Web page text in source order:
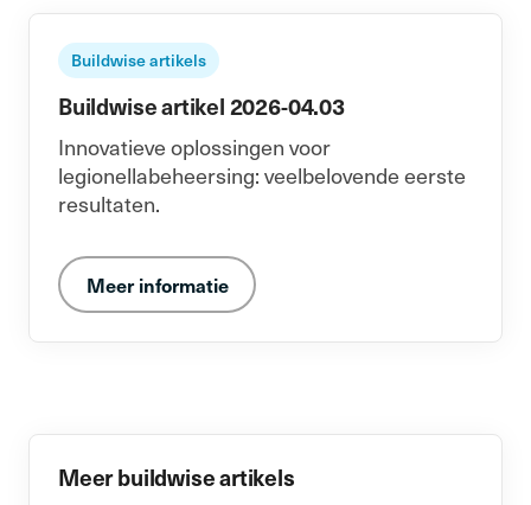
Buildwise artikels
Buildwise artikel 2026-04.03
Innovatieve oplossingen voor
legionellabeheersing: veelbelovende eerste
resultaten.
Meer informatie
Meer buildwise artikels